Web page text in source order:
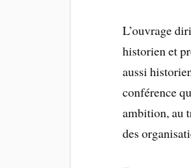
L’ouvrage
historien et
aussi
conférence
ambition, au
des